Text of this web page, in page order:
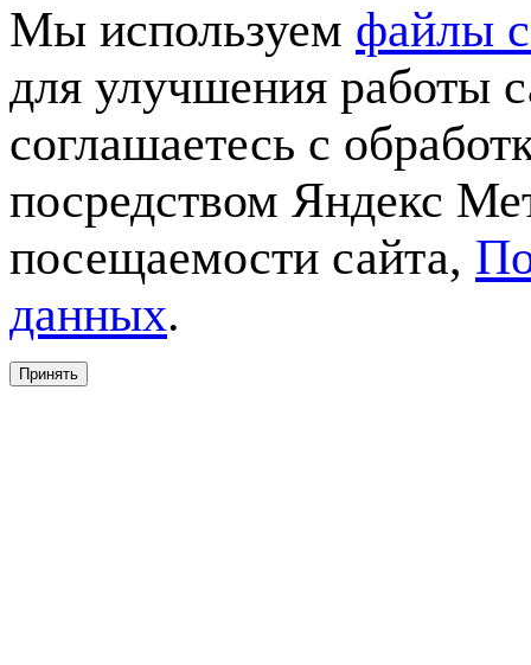
Мы используем файлы
для улучшения работы
соглашаетесь с
посредством Яндекс
посещаемости сайта,
данных.
Принять